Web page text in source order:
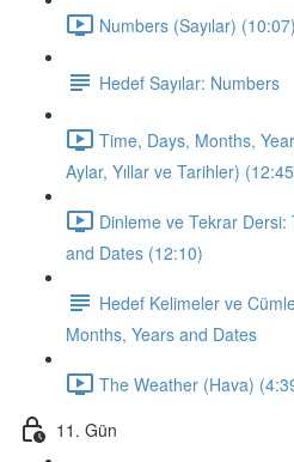
Numbers (Sayılar) (10:07)
Hedef Sayılar: Numbers
Time, Days, Months,
Aylar, Yıllar ve Tarihler)
Dinleme ve Tekrar
and Dates (12:10)
Hedef Kelimeler ve
Months, Years and Dates
The Weather (Hava)
11. Gün